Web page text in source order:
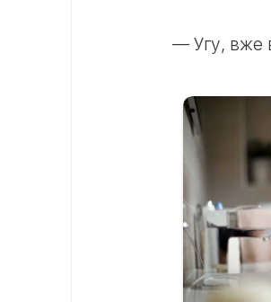
— Угу, вже